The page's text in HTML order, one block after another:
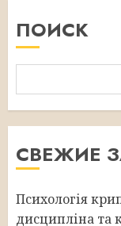
ПОИСК
СВЕЖИЕ
Психологія
дисципліна та